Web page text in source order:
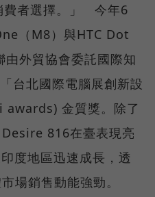
費者選擇。」 今年6
（M8）與HTC Dot
外貿協會委託國際知
台北國際電腦展創新設
awards) 金質獎。除了
816在臺表現亮
度地區迅速成長，透
場銷售動能強勁。